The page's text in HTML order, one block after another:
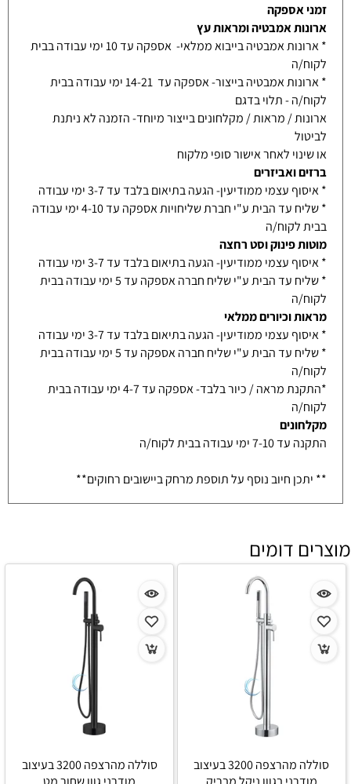
זמני אספקה
ארונות אמבטיה ומראות עץ
* ארונות אמבטיה בייבוא ממלאי- אספקה עד 10 ימי עבודה בבית
לקוח/ה
* ארונות אמבטיה בייצור- אספקה עד 14-21 ימי עבודה בבית
לקוח/ה - תלוי בדגם
ארונות / מראות / מקלחונים בייצור מיוחד- הזמנה לא ניתנת
לביטול
או שינוי לאחר אישור סופי מלקוח
ברזים ואביזרים
* איסוף עצמי ממודיעין- הגעה בתיאום בלבד עד 3-7 ימי עבודה
* שליח עד הבית ע"י חברת שליחויות אספקה עד 4-10 ימי עבודה
בבית לקוח/ה
מוטות פינוק וסט רחצה
* איסוף עצמי ממודיעין- הגעה בתיאום בלבד עד 3-7 ימי עבודה
* שליח עד הבית ע"י שליח חברה אספקה עד 5 ימי עבודה בבית
לקוח/ה
מראות וכיורים ממלאי
* איסוף עצמי ממודיעין- הגעה בתיאום בלבד עד 3-7 ימי עבודה
* שליח עד הבית ע"י שליח חברה אספקה עד 5 ימי עבודה בבית
לקוח/ה
*התקנת מראה / כיור בלבד- אספקה עד 4-7 ימי עבודה בבית
לקוח/ה
מקלחונים
התקנה עד 7-10 ימי עבודה בבית לקוח/ה
** יתכן חיוב נוסף על תוספת מרחק ביישובים רחוקים**
מוצרים דומים
סוללה מהרצפה 3200 בעיצוב
סוללה מהרצפה 3200 בעיצוב